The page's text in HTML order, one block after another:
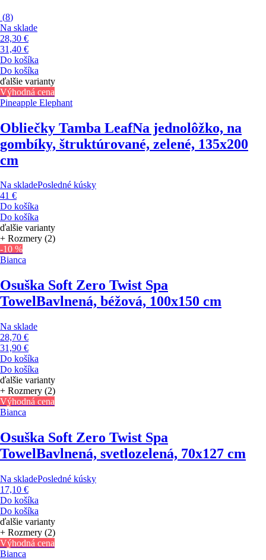
(8)
Na sklade
28,30 €
31,40 €
Do košíka
Do košíka
ďalšie varianty
Výhodná cena
Pineapple Elephant
Obliečky Tamba LeafNa jednolôžko, na
gombíky, štruktúrované, zelené, 135x200
cm
Na skladePosledné kúsky
41 €
Do košíka
Do košíka
ďalšie varianty
+ Rozmery (2)
-10 %
Bianca
Osuška Soft Zero Twist Spa
TowelBavlnená, béžová, 100x150 cm
Na sklade
28,70 €
31,90 €
Do košíka
Do košíka
ďalšie varianty
+ Rozmery (2)
Výhodná cena
Bianca
Osuška Soft Zero Twist Spa
TowelBavlnená, svetlozelená, 70x127 cm
Na skladePosledné kúsky
17,10 €
Do košíka
Do košíka
ďalšie varianty
+ Rozmery (2)
Výhodná cena
Bianca